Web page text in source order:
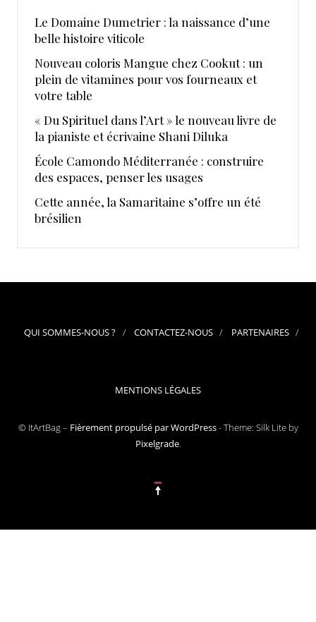
Le Domaine Dumetrier : la naissance d’une
belle histoire viticole
Nouveau coloris Mangue chez Cookut : un
plein de vitamines pour vos fourneaux et
votre table
« Du Spirituel dans l’Art » le nouveau livre de
la pianiste et écrivaine Shani Diluka
École Camondo Méditerranée : construire
des espaces, penser les usages
Cette année, la Samaritaine s’offre un été
brésilien
QUI SOMMES-NOUS ? CONTACTEZ-NOUS PARTENAIRES
MENTIONS LÉGALES
© ItArtBag – Fièrement propulsé par WordPress-Theme: Silk Lite by
Pixelgrade.